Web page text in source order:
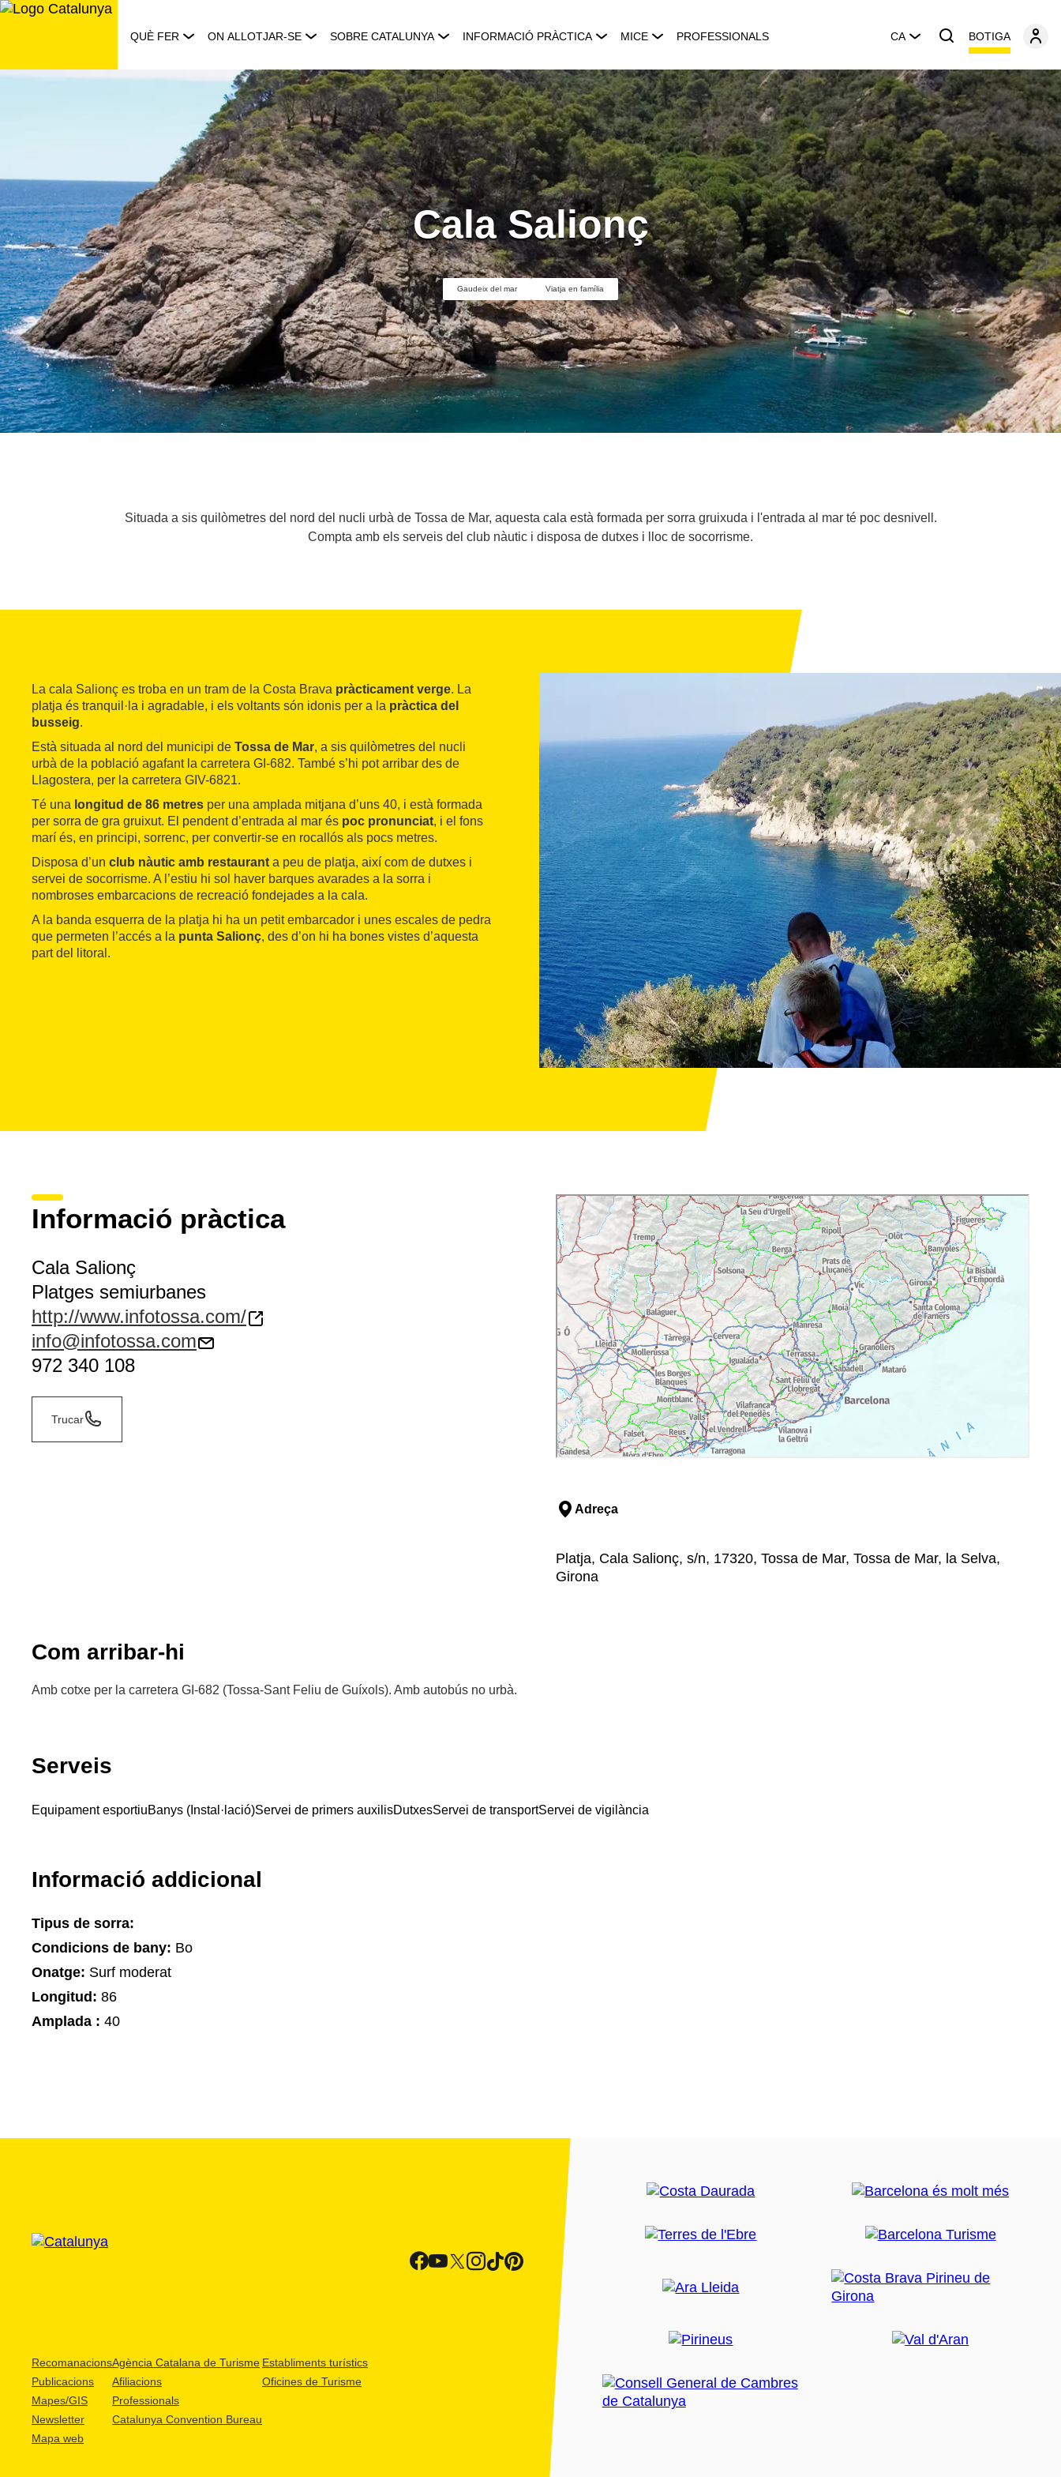
Saltar
QUÈ FER ON ALLOTJAR-SE SOBRE CATALUNYA INFORMACIÓ PRÀCTICA MICE PROFESSIONALS CA BOTIGA
Cala Salionç
Gaudeix del mar Viatja en família
Situada a sis quilòmetres del nord del nucli urbà de Tossa de Mar, aquesta cala està formada per sorra gruixuda i l'entrada al mar té poc desnivell.
Compta amb els serveis del club nàutic i disposa de dutxes i lloc de socorrisme.
La cala Salionç es troba en un tram de la Costa Brava pràcticament verge. La
platja és tranquil·la i agradable, i els voltants són idonis per a la pràctica del
busseig.
Està situada al nord del municipi de Tossa de Mar, a sis quilòmetres del nucli
urbà de la població agafant la carretera GI-682. També s’hi pot arribar des de
Llagostera, per la carretera GIV-6821.
Té una longitud de 86 metres per una amplada mitjana d’uns 40, i està formada
per sorra de gra gruixut. El pendent d’entrada al mar és poc pronunciat, i el fons
marí és, en principi, sorrenc, per convertir-se en rocallós als pocs metres.
Disposa d’un club nàutic amb restaurant a peu de platja, així com de dutxes i
servei de socorrisme. A l’estiu hi sol haver barques avarades a la sorra i
nombroses embarcacions de recreació fondejades a la cala.
A la banda esquerra de la platja hi ha un petit embarcador i unes escales de pedra
que permeten l’accés a la punta Salionç, des d’on hi ha bones vistes d’aquesta
part del litoral.
Informació pràctica
Cala Salionç
Platges semiurbanes
http://www.infotossa.com/
info@infotossa.com
972 340 108
Trucar
Adreça
Platja, Cala Salionç, s/n, 17320, Tossa de Mar, Tossa de Mar, la Selva,
Girona
Com arribar-hi
Amb cotxe per la carretera GI-682 (Tossa-Sant Feliu de Guíxols). Amb autobús no urbà.
Serveis
Equipament esportiuBanys (Instal·lació)Servei de primers auxilisDutxesServei de transportServei de vigilància
Informació addicional
Tipus de sorra:
Condicions de bany: Bo
Onatge: Surf moderat
Longitud: 86
Amplada : 40
Recomanacions
Publicacions
Mapes/GIS
Newsletter
Mapa web
Agència Catalana de Turisme
Afiliacions
Professionals
Catalunya Convention Bureau
Establiments turístics
Oficines de Turisme